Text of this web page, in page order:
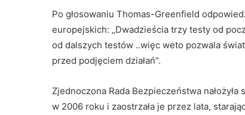
Po głosowaniu Thomas-Greenfield
europejskich: „Dwadzieścia trzy testy od
od dalszych testów ..więc weto pozwala
przed podjęciem działań”.
Zjednoczona Rada Bezpieczeństwa
w 2006 roku i zaostrzała je przez lata,